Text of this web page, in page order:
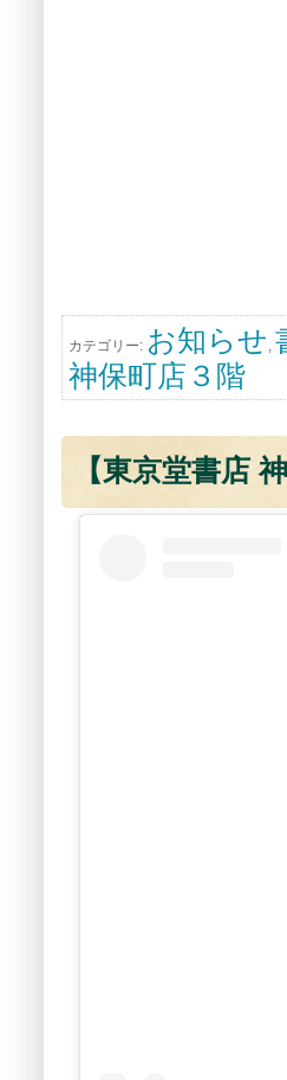
カテゴリー: お知らせ
神保町店３階
【東京堂書店